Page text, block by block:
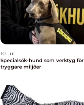
10. jul
Specialsök-hund som verktyg för
tryggare miljöer